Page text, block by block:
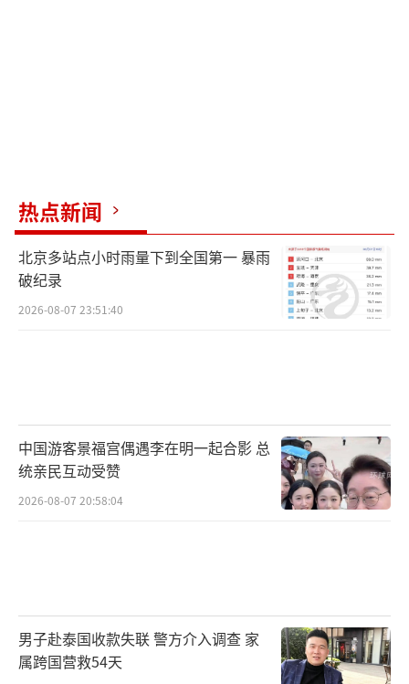
热点新闻
北京多站点小时雨量下到全国第一 暴雨
破纪录
2026-08-07 23:51:40
中国游客景福宫偶遇李在明一起合影 总
统亲民互动受赞
2026-08-07 20:58:04
男子赴泰国收款失联 警方介入调查 家
属跨国营救54天